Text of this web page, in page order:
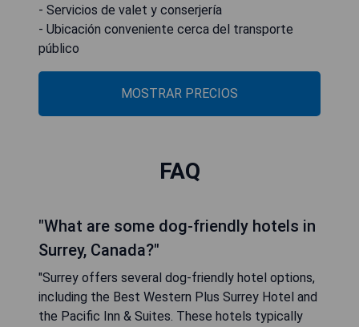
- Servicios de valet y conserjería
- Ubicación conveniente cerca del transporte
público
MOSTRAR PRECIOS
FAQ
"What are some dog-friendly hotels in
Surrey, Canada?"
"Surrey offers several dog-friendly hotel options,
including the Best Western Plus Surrey Hotel and
the Pacific Inn & Suites. These hotels typically